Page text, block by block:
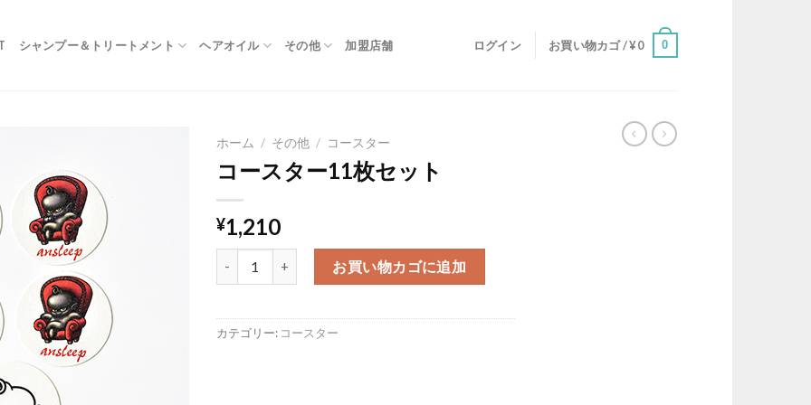
シャンプー＆トリートメント ヘアオイル その他 加盟店舗 ログイン お買い物カゴ /¥0 0
ホーム / その他 / コースター
コースター11枚セット
¥1,210
コースター11枚セット個お買い物カゴに追加
カテゴリー: コースター